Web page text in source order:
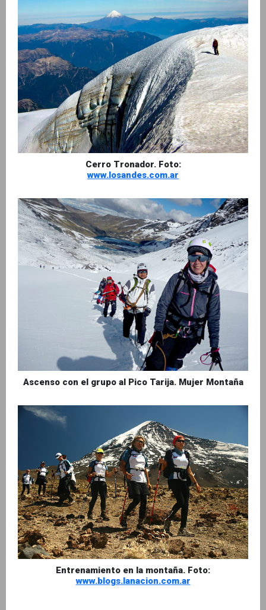
Cerro Tronador. Foto:
www.losandes.com.ar
Ascenso con el grupo al Pico Tarija. Mujer Montaña
Entrenamiento en la montaña. Foto:
www.blogs.lanacion.com.ar